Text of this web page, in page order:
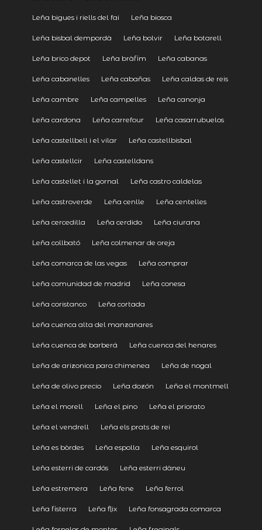
Leña bigues i riells del fai Leña biosca
Leña bisbal dempordà Leña bolvir Leña botarell
Leña brico depot Leña bràfim Leña cabanas
Leña cabanelles Leña cabañas Leña caldas de reis
Leña cambre Leña campelles Leña canonja
Leña cardona Leña carrefour Leña casarrubuelos
Leña castellbell i el vilar Leña castellbisbal
Leña castellcir Leña castelldans
Leña castellet i la gornal Leña castro caldelas
Leña castroverde Leña cenlle Leña centelles
Leña cercedilla Leña cerdido Leña ciurana
Leña collbató Leña colmenar de oreja
Leña comarca de las vegas Leña comprar
Leña comunidad de madrid Leña conesa
Leña coristanco Leña cortada
Leña cuenca alta del manzanares
Leña cuenca de barberá Leña cuenca del henares
Leña de arizonica para chimenea Leña de nogal
Leña de olivo precio Leña dozón Leña el montmell
Leña el morell Leña el pino Leña el priorato
Leña el vendrell Leña els prats de rei
Leña es bòrdes Leña espolla Leña esquirol
Leña esterri de cardós Leña esterri dàneu
Leña estremera Leña fene Leña ferrol
Leña fisterra Leña flix Leña fonsagrada comarca